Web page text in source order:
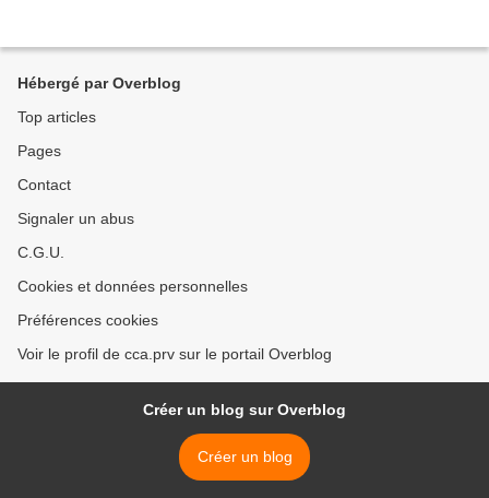
Hébergé par Overblog
Top articles
Pages
Contact
Signaler un abus
C.G.U.
Cookies et données personnelles
Préférences cookies
Voir le profil de cca.prv sur le portail Overblog
Créer un blog sur Overblog
Créer un blog